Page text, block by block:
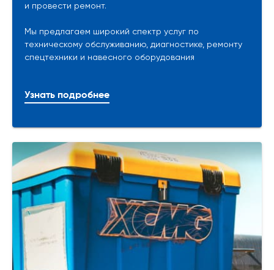
и провести ремонт.
Мы предлагаем широкий спектр услуг по
техническому обслуживанию, диагностике, ремонту
спецтехники и навесного оборудования
Узнать подробнее